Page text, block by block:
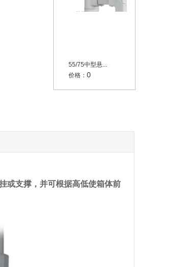
55/75中型悬...
价格： 0
或支撑，并可根据高低使箱体前